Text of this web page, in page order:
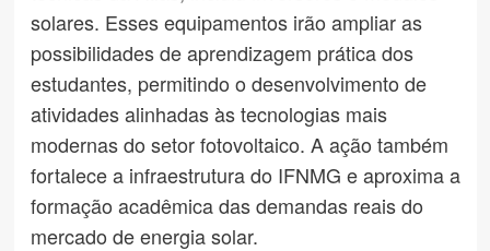
solares. Esses equipamentos irão ampliar as
possibilidades de aprendizagem prática dos
estudantes, permitindo o desenvolvimento de
atividades alinhadas às tecnologias mais
modernas do setor fotovoltaico. A ação também
fortalece a infraestrutura do IFNMG e aproxima a
formação acadêmica das demandas reais do
mercado de energia solar.